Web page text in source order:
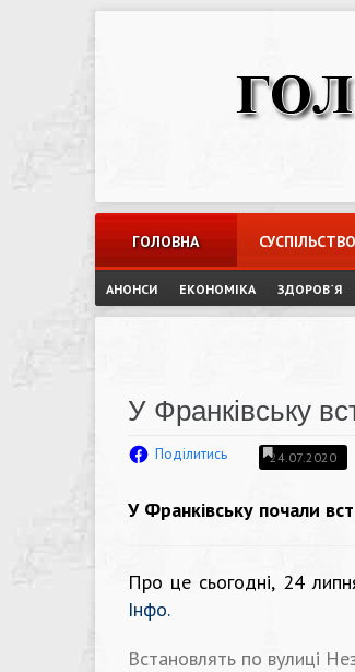
ГОЛОВНА СУСПІЛЬСТВО
АНОНСИ ЕКОНОМІКА ЗДОРОВ`Я
У Франківську
Поділитись 24.07.2020
У Франківську почали
Про це сьогодні, 24
Інфо.
Встановлять по вулиці